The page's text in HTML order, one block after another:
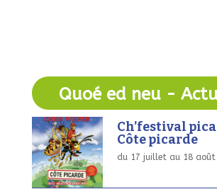
Quoé ed neu -
Ch’festival
Côte picarde
du 17 juillet au 18 août